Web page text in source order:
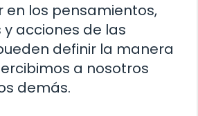
en los pensamientos,
acciones de las
definir la manera
a nosotros
demás.